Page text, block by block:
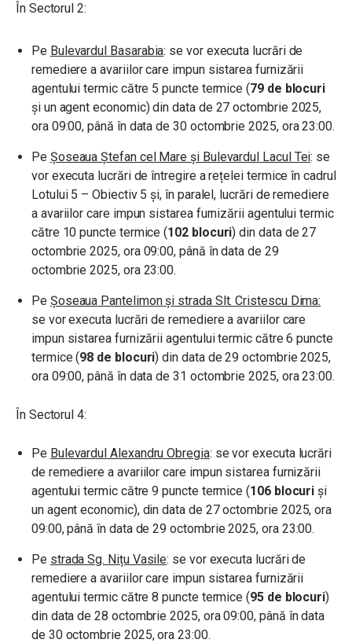
În Sectorul 2:
Pe Bulevardul Basarabia: se vor executa lucrări de
remediere a avariilor care impun sistarea furnizării
agentului termic către 5 puncte termice (79 de blocuri
și un agent economic) din data de 27 octombrie 2025,
ora 09:00, până în data de 30 octombrie 2025, ora 23:00.
Pe Șoseaua Ștefan cel Mare și Bulevardul Lacul Tei: se
vor executa lucrări de întregire a rețelei termice în cadrul
Lotului 5 – Obiectiv 5 și, în paralel, lucrări de remediere
a avariilor care impun sistarea furnizării agentului termic
către 10 puncte termice (102 blocuri) din data de 27
octombrie 2025, ora 09:00, până în data de 29
octombrie 2025, ora 23:00.
Pe Șoseaua Pantelimon și strada Slt. Cristescu Dima:
se vor executa lucrări de remediere a avariilor care
impun sistarea furnizării agentului termic către 6 puncte
termice (98 de blocuri) din data de 29 octombrie 2025,
ora 09:00, până în data de 31 octombrie 2025, ora 23:00.
În Sectorul 4:
Pe Bulevardul Alexandru Obregia: se vor executa lucrări
de remediere a avariilor care impun sistarea furnizării
agentului termic către 9 puncte termice (106 blocuri și
un agent economic), din data de 27 octombrie 2025, ora
09:00, până în data de 29 octombrie 2025, ora 23:00.
Pe strada Sg. Nițu Vasile: se vor executa lucrări de
remediere a avariilor care impun sistarea furnizării
agentului termic către 8 puncte termice (95 de blocuri)
din data de 28 octombrie 2025, ora 09:00, până în data
de 30 octombrie 2025, ora 23:00.